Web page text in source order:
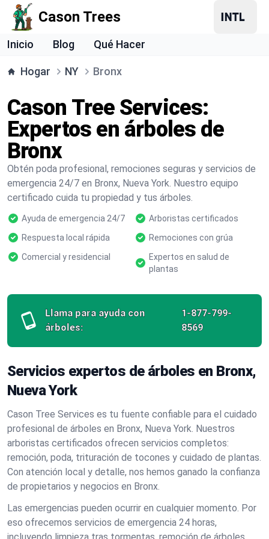
Cason Trees
Inicio Blog Qué Hacer
Hogar NY Bronx
Cason Tree Services:
Expertos en árboles de
Bronx
Obtén poda profesional, remociones seguras y servicios de
emergencia 24/7 en Bronx, Nueva York. Nuestro equipo
certificado cuida tu propiedad y tus árboles.
Ayuda de emergencia 24/7
Arboristas certificados
Respuesta local rápida
Remociones con grúa
Comercial y residencial
Expertos en salud de
plantas
Llama para ayuda con
árboles:
1-877-799-
8569
Servicios expertos de árboles en Bronx,
Nueva York
Cason Tree Services es tu fuente confiable para el cuidado
profesional de árboles en Bronx, Nueva York. Nuestros
arboristas certificados ofrecen servicios completos:
remoción, poda, trituración de tocones y cuidado de plantas.
Con atención local y detalle, nos hemos ganado la confianza
de propietarios y negocios en Bronx.
Las emergencias pueden ocurrir en cualquier momento. Por
eso ofrecemos servicios de emergencia 24 horas,